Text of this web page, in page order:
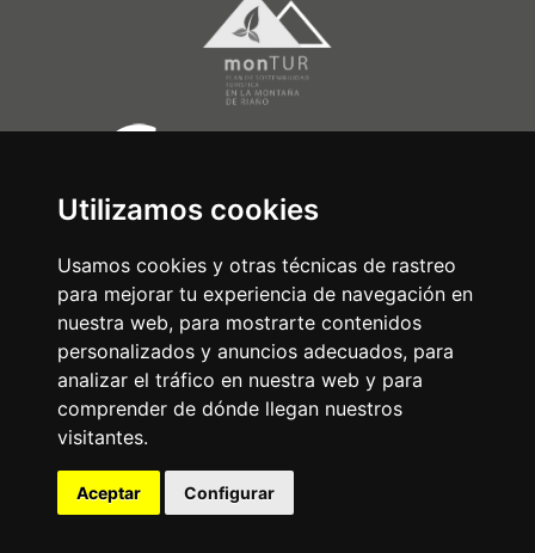
Utilizamos cookies
Usamos cookies y otras técnicas de rastreo
para mejorar tu experiencia de navegación en
nuestra web, para mostrarte contenidos
personalizados y anuncios adecuados, para
analizar el tráfico en nuestra web y para
comprender de dónde llegan nuestros
visitantes.
Aceptar Configurar